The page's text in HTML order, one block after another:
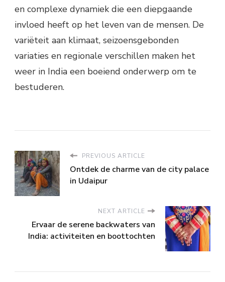
en complexe dynamiek die een diepgaande
invloed heeft op het leven van de mensen. De
variëteit aan klimaat, seizoensgebonden
variaties en regionale verschillen maken het
weer in India een boeiend onderwerp om te
bestuderen.
PREVIOUS ARTICLE
Ontdek de charme van de city palace
in Udaipur
NEXT ARTICLE
Ervaar de serene backwaters van
India: activiteiten en boottochten